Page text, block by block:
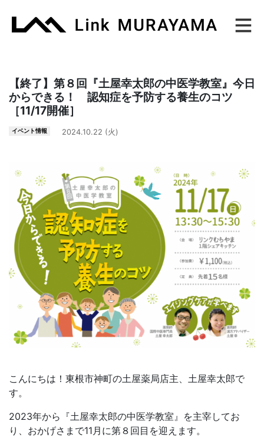
Main Navigation
【終了】第８回『土屋幸太郎の中医学教室』今日
からできる！ 認知症を予防する養生のコツ
［11/17開催］
イベント情報 2024.10.22 (火)
こんにちは！東根市神町の土屋薬局店主、土屋幸太郎で
す。
2023年から『土屋幸太郎の中医学教室』を主宰してお
り、おかげさまで11月に第８回目を迎えます。